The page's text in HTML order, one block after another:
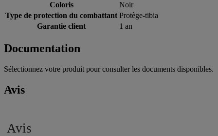
Coloris
Noir
Type de protection du combattant Protège-tibia
Garantie client
1 an
Documentation
Sélectionnez votre produit pour consulter les documents disponibles.
Avis